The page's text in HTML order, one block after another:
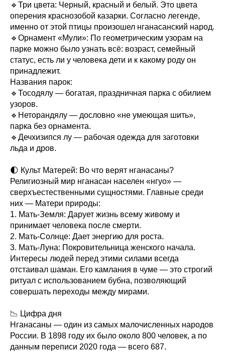
🔹Три цвета: Черный, красный и белый. Это цвета
оперения краснозобой казарки. Согласно легенде,
именно от этой птицы произошел нганасанский народ.
🔹Орнамент «Мули»: По геометрическим узорам на
парке можно было узнать всё: возраст, семейный
статус, есть ли у человека дети и к какому роду он
принадлежит.
Названия парок:
🔹Тосодялу — богатая, праздничная парка с обилием
узоров.
🔹Неторандялу — дословно «не умеющая шить»,
парка без орнамента.
🔹Дечхизипся лу — рабочая одежда для заготовки
льда и дров.
🌓 Культ Матерей: Во что верят нганасаны?
Религиозный мир нганасан населен «нгуо» —
сверхъестественными сущностями. Главные среди
них — Матери природы:
1. Мать-Земля: Дарует жизнь всему живому и
принимает человека после смерти.
2. Мать-Солнце: Дает энергию для роста.
3. Мать-Луна: Покровительница женского начала.
Интересы людей перед этими силами всегда
отстаивал шаман. Его камлания в чуме — это строгий
ритуал с использованием бубна, позволяющий
совершать переходы между мирами.
📉 Цифра дня
Нганасаны — один из самых малочисленных народов
России. В 1898 году их было около 800 человек, а по
данным переписи 2020 года — всего 687.